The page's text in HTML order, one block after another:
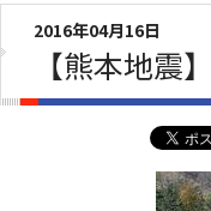
2016年04月16日
【熊本地震